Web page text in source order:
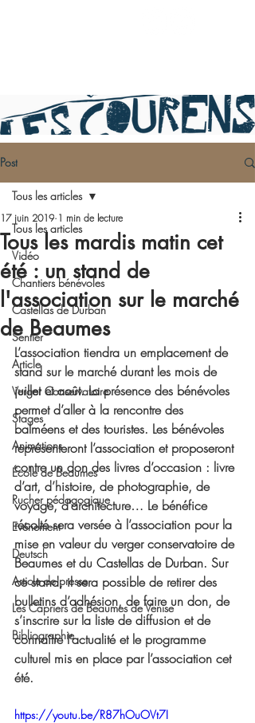
Post
Tous les articles
Vidéo
Chantiers bénévoles
Castellas de Durban
Sentier
Article
Verger Conservatoire
Stages
Animations
École de Beaumes
Rucher pédagogique
Evénement
Deutsch
Article de presse
Les Câpriers de Beaumes de Venise
Bibliographie
Tous les articles
Tous les mardis matin cet
été : un stand de
l'association sur le marché
de Beaumes
17 juin 2019 1 min de lecture
L’association tiendra un emplacement de
stand sur le marché durant les mois de
juillet et août. La présence des bénévoles
permet d’aller à la rencontre des
balméens et des touristes. Les bénévoles
représenteront l’association et proposeront
contre un don des livres d’occasion : livre
d’art, d’histoire, de photographie, de
voyage, d’architecture… Le bénéfice
récolté sera versée à l’association pour la
mise en valeur du verger conservatoire de
Beaumes et du Castellas de Durban. Sur
ce stand, il sera possible de retirer des
bulletins d’adhésion, de faire un don, de
s’inscrire sur la liste de diffusion et de
connaître l’actualité et le programme
culturel mis en place par l’association cet
été.
https://youtu.be/R87hOuOVt7I